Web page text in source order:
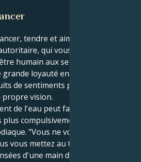
tendre et aimant, mais peut-
qui vous dit ce qu'il en
humain aux sentiments
loyauté envers les autres.
de sentiments profonds et de
propre vision.
de l'eau peut faire de vous l'une
compulsivement orientées
"Vous ne vous contentez
vous mettez au travail en
d'une main de fer, ce qui